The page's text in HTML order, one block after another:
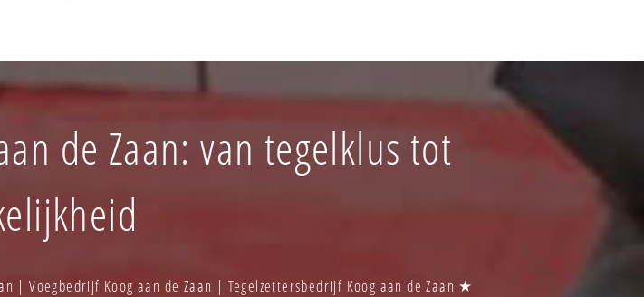
de Zaan: van tegelklus tot
| Voegbedrijf Koog aan de Zaan | Tegelzettersbedrijf Koog aan de Zaan ★